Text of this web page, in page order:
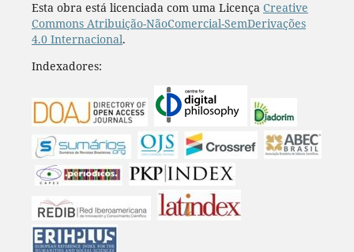
Esta obra está licenciada com uma Licença Creative
Commons Atribuição-NãoComercial-SemDerivações
4.0 Internacional.
Indexadores: